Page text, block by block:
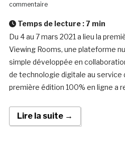
commentaire
Temps de lecture :7 min
Du 4 au 7 mars 2021 a lieu la
Viewing Rooms, une plateforme
simple développée en
de technologie digitale au service
première édition 100% en ligne a
Lire la suite →